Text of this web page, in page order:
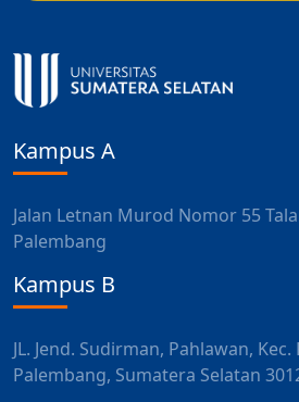
Kampus A
Jalan Letnan Murod Nomor 55
Palembang
Kampus B
JL. Jend. Sudirman, Pahlawan,
Palembang, Sumatera Selatan